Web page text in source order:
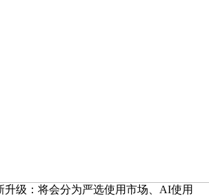
升级：将会分为严选使用市场、AI使用